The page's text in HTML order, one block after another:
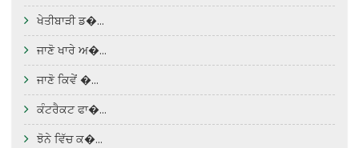
ਖੇਤੀਬਾੜੀ ਡ�...
ਜਾਣੋ ਖਾਰੇ ਅ�...
ਜਾਣੋ ਕਿਵੇਂ �...
ਕੰਟਰੈਕਟ ਫਾ�...
ਝੋਨੇ ਵਿੱਚ ਕ�...